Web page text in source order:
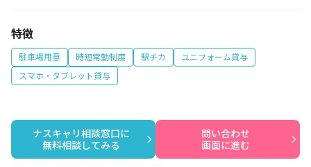
特徴
駐車場用意 時短常勤制度 駅チカ
ユニフォーム貸与
スマホ・タブレット貸与
ナスキャリ相談窓口に
無料相談してみる
問い合わせ
画面に進む